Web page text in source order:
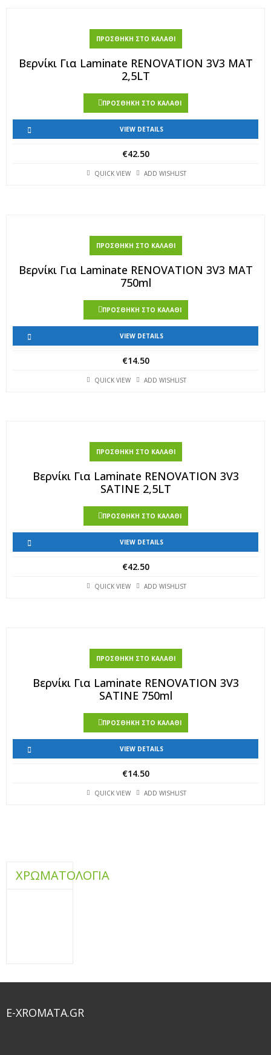
ΠΡΟΣΘΉΚΗ ΣΤΟ ΚΑΛΆΘΙ
Βερνίκι Για Laminate RENOVATION 3V3 MAT
2,5LT
ΠΡΟΣΘΉΚΗ ΣΤΟ ΚΑΛΆΘΙ
VIEW DETAILS
€42.50
QUICK VIEW ADD WISHLIST
ΠΡΟΣΘΉΚΗ ΣΤΟ ΚΑΛΆΘΙ
Βερνίκι Για Laminate RENOVATION 3V3 MAT
750ml
ΠΡΟΣΘΉΚΗ ΣΤΟ ΚΑΛΆΘΙ
VIEW DETAILS
€14.50
QUICK VIEW ADD WISHLIST
ΠΡΟΣΘΉΚΗ ΣΤΟ ΚΑΛΆΘΙ
Βερνίκι Για Laminate RENOVATION 3V3
SATINE 2,5LT
ΠΡΟΣΘΉΚΗ ΣΤΟ ΚΑΛΆΘΙ
VIEW DETAILS
€42.50
QUICK VIEW ADD WISHLIST
ΠΡΟΣΘΉΚΗ ΣΤΟ ΚΑΛΆΘΙ
Βερνίκι Για Laminate RENOVATION 3V3
SATINE 750ml
ΠΡΟΣΘΉΚΗ ΣΤΟ ΚΑΛΆΘΙ
VIEW DETAILS
€14.50
QUICK VIEW ADD WISHLIST
ΧΡΩΜΑΤΟΛΟΓΙΑ
E-XROMATA.GR